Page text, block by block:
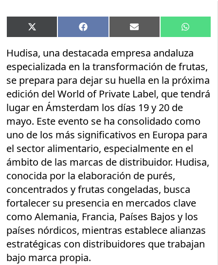
Compartir
en
X
(Twitter)
Compartir
en
Facebook Compartir
en
Email
en
Hudisa, una destacada empresa andaluza
especializada en la transformación de frutas,
se prepara para dejar su huella en la próxima
edición del World of Private Label, que tendrá
lugar en Ámsterdam los días 19 y 20 de
mayo. Este evento se ha consolidado como
uno de los más significativos en Europa para
el sector alimentario, especialmente en el
ámbito de las marcas de distribuidor. Hudisa,
conocida por la elaboración de purés,
concentrados y frutas congeladas, busca
fortalecer su presencia en mercados clave
como Alemania, Francia, Países Bajos y los
países nórdicos, mientras establece alianzas
estratégicas con distribuidores que trabajan
bajo marca propia.